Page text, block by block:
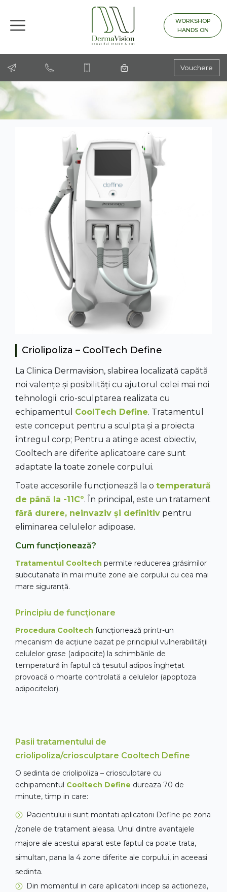
Vouchere
WORKSHOP
HANDS ON
Criolipoliza – CoolTech Define
La Clinica Dermavision, slabirea localizată capătă
noi valențe și posibilități cu ajutorul celei mai noi
tehnologii: crio-sculptarea realizata cu
echipamentul CoolTech Define. Tratamentul
este conceput pentru a sculpta și a proiecta
întregul corp; Pentru a atinge acest obiectiv,
Cooltech are diferite aplicatoare care sunt
adaptate la toate zonele corpului.
Toate accesoriile funcționează la o temperatură
de până la -11Cº. În principal, este un tratament
fără durere, neinvaziv și definitiv pentru
eliminarea celulelor adipoase.
Cum funcționează?
Tratamentul Cooltech permite reducerea grăsimilor
subcutanate în mai multe zone ale corpului cu cea mai
mare siguranță.
Principiu de funcționare
Procedura Cooltech funcționează printr-un
mecanism de acțiune bazat pe principiul vulnerabilității
celulelor grase (adipocite) la schimbările de
temperatură în faptul că țesutul adipos înghețat
provoacă o moarte controlată a celulelor (apoptoza
adipocitelor).
Pasii tratamentului de
criolipoliza/criosculptare Cooltech Define
O sedinta de criolipoliza – criosculptare cu
echipamentul Cooltech Define dureaza 70 de
minute, timp in care:
Pacientului ii sunt montati aplicatorii Define pe zona
/zonele de tratament aleasa. Unul dintre avantajele
majore ale acestui aparat este faptul ca poate trata,
simultan, pana la 4 zone diferite ale corpului, in aceeasi
sedinta.
Din momentul in care aplicatorii incep sa actioneze,